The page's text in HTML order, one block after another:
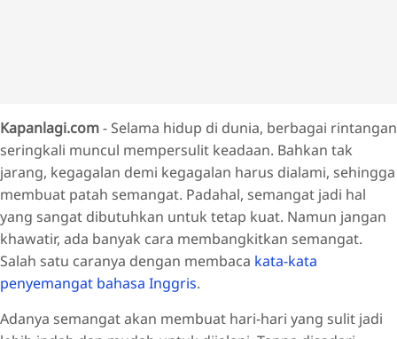
Kapanlagi.com- Selama hidup di dunia, berbagai rintangan
seringkali muncul mempersulit keadaan. Bahkan tak
jarang, kegagalan demi kegagalan harus dialami, sehingga
membuat patah semangat. Padahal, semangat jadi hal
yang sangat dibutuhkan untuk tetap kuat. Namun jangan
khawatir, ada banyak cara membangkitkan semangat.
Salah satu caranya dengan membaca kata-kata
penyemangat bahasa Inggris.
Adanya semangat akan membuat hari-hari yang sulit jadi